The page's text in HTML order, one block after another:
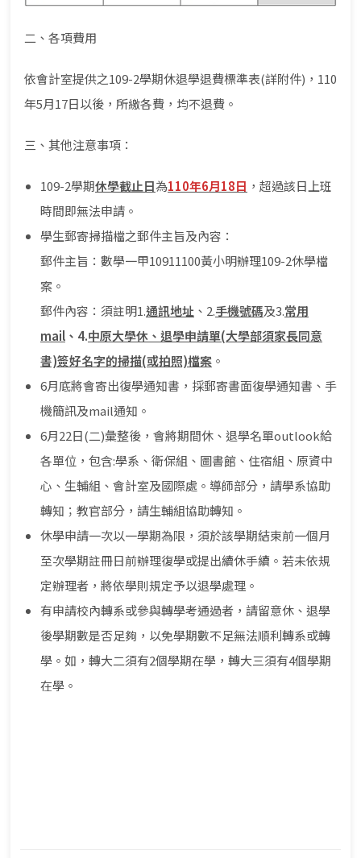
二、各項費用
依會計室提供之109-2學期休退學退費標準表(詳附件)，110
年5月17日以後，所繳各費，均不退費。
三、其他注意事項：
109-2學期休學截止日為110年6月18日 ，超過該日上班
時間即無法申請。
學生郵寄掃描檔之郵件主旨及內容：
郵件主旨：數學一甲10911100黃小明辦理109-2休學檔
案。
郵件內容：須註明1.通訊地址 、2.手機號碼及3.常用
mail 、4.中原大學休、退學申請單(大學部須家長同意
書)簽好名字的掃描(或拍照)檔案 。
6月底將會寄出復學通知書，採郵寄書面復學通知書、手
機簡訊及mail通知。
6月22日(二)彙整後，會將期間休、退學名單outlook給
各單位，包含:學系、衛保組、圖書館、住宿組、原資中
心、生輔組、會計室及國際處。導師部分，請學系協助
轉知；教官部分，請生輔組協助轉知。
休學申請一次以一學期為限，須於該學期結束前一個月
至次學期註冊日前辦理復學或提出續休手續。若未依規
定辦理者，將依學則規定予以退學處理。
有申請校內轉系或參與轉學考通過者，請留意休、退學
後學期數是否足夠，以免學期數不足無法順利轉系或轉
學。如，轉大二須有2個學期在學，轉大三須有4個學期
在學。